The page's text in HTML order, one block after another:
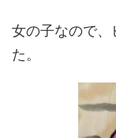
女の子なので、
た。